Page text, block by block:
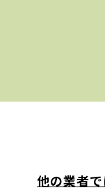
他の業者